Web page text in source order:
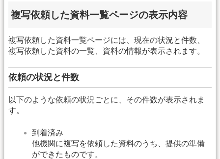
複写依頼した資料一覧ページの表示内容
複写依頼した資料一覧ページには、現在の状況と件数、
複写依頼した資料の一覧、資料の情報が表示されます。
依頼の状況と件数
以下のような依頼の状況ごとに、その件数が表示されま
す。
到着済み
他機関に複写を依頼した資料のうち、提供の準備
ができたものです。